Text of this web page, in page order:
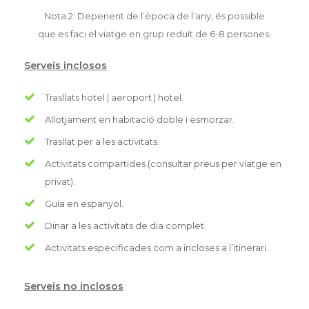
Nota 2: Depenent de l’època de l’any, és possible
que es faci el viatge en grup reduït de 6-8 persones.
Serveis inclosos
Trasllats hotel | aeroport | hotel.
Allotjament en habitació doble i esmorzar.
Trasllat per a les activitats.
Activitats compartides (consultar preus per viatge en
privat).
Guia en espanyol.
Dinar a les activitats de dia complet.
Activitats especificades com a incloses a l’itinerari.
Serveis no inclosos